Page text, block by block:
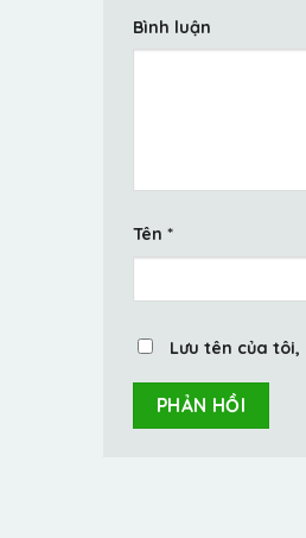
Bình luận
Tên *
Lưu tên của